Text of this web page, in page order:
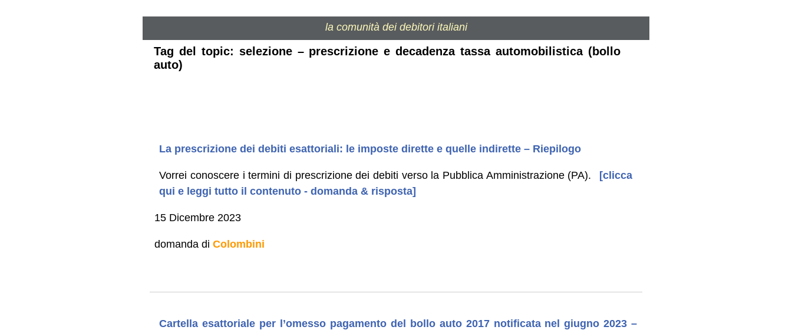
la comunità dei debitori italiani
Tag del topic: selezione – prescrizione e decadenza tassa automobilistica (bollo
auto)
La prescrizione dei debiti esattoriali: le imposte dirette e quelle indirette – Riepilogo
Vorrei conoscere i termini di prescrizione dei debiti verso la Pubblica Amministrazione (PA).
[clicca
qui e leggi tutto il contenuto - domanda & risposta]
15 Dicembre 2023
domanda di Colombini
Cartella esattoriale per l’omesso pagamento del bollo auto 2017 notificata nel giugno 2023 –